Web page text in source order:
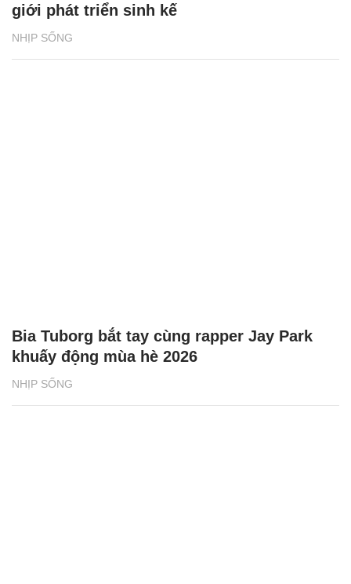
NHỊP SỐNG
giới phát triển sinh kế
NHỊP SỐNG
Bia Tuborg bắt tay cùng rapper Jay Park
khuấy động mùa hè 2026